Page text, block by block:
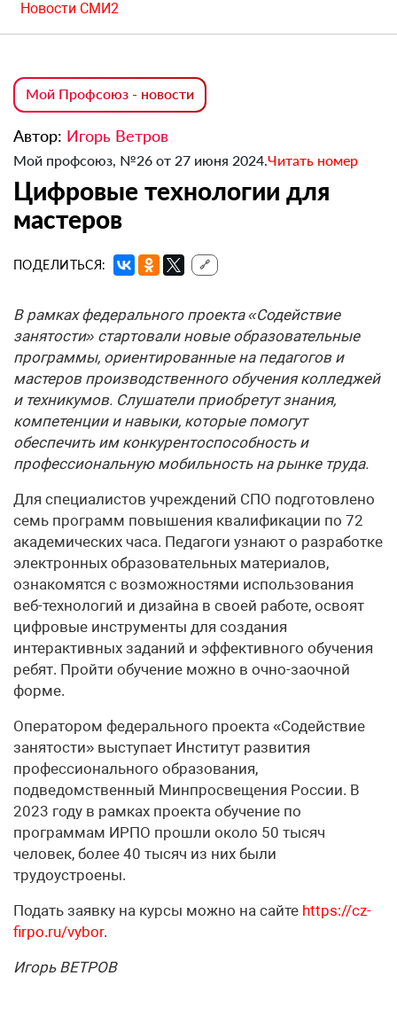
Новости СМИ2
Мой Профсоюз - новости
Автор: Игорь Ветров
Мой профсоюз, №26 от 27 июня 2024.Читать номер
Цифровые технологии для
мастеров
ПОДЕЛИТЬСЯ: 🔗
В рамках федерального проекта «Содействие
занятости» стартовали новые образовательные
программы, ориентированные на педагогов и
мастеров производственного обучения колледжей
и техникумов. Слушатели приобретут знания,
компетенции и навыки, которые помогут
обеспечить им конкурентоспособность и
профессиональную мобильность на рынке труда.
Для специалистов учреждений СПО подготовлено
семь программ повышения квалификации по 72
академических часа. Педагоги узнают о разработке
электронных образовательных материалов,
ознакомятся с возможностями использования
веб-технологий и дизайна в своей работе, освоят
цифровые инструменты для создания
интерактивных заданий и эффективного обучения
ребят. Пройти обучение можно в очно-заочной
форме.
Оператором федерального проекта «Содействие
занятости» выступает Институт развития
профессионального образования,
подведомственный Минпросвещения России. В
2023 году в рамках проекта обучение по
программам ИРПО прошли около 50 тысяч
человек, более 40 тысяч из них были
трудоустроены.
Подать заявку на курсы можно на сайте https://cz-
firpo.ru/vybor.
Игорь ВЕТРОВ